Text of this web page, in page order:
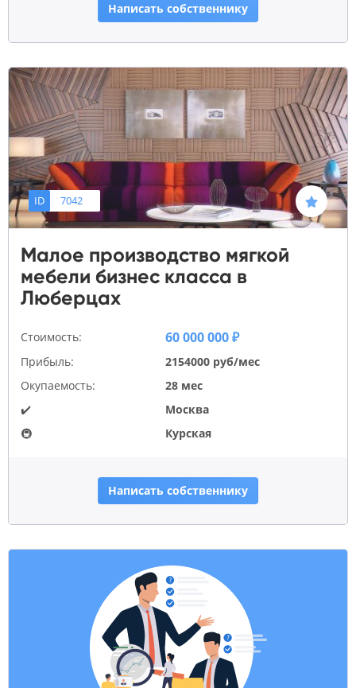
Написать собственнику
ID 7042
Малое производство мягкой
мебели бизнес класса в
Люберцах
Стоимость: 60 000 000 ₽
Прибыль:
2154000 руб/мес
Окупаемость:
28 мес
✔️
Москва
🚇
Курская
Написать собственнику